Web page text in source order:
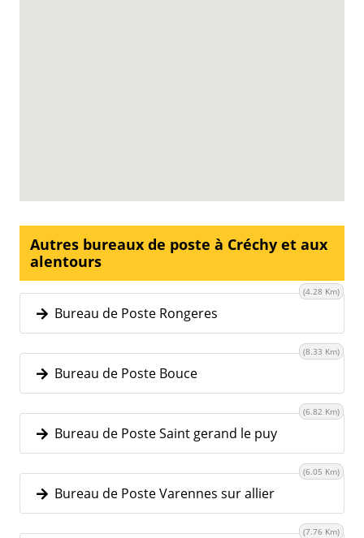
Autres bureaux de poste à Créchy et aux
alentours
Bureau de Poste Rongeres
(4.28 Km)
Bureau de Poste Bouce
(8.33 Km)
Bureau de Poste Saint gerand le puy
(6.82 Km)
Bureau de Poste Varennes sur allier
(6.05 Km)
(7.76 Km)